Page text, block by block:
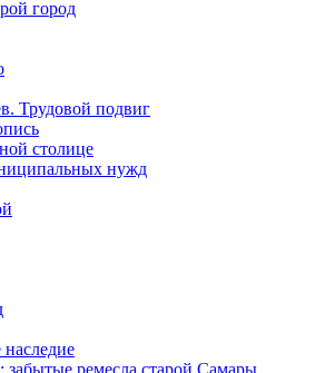
город
Трудовой подвиг
столице
нужд
забытые ремесла старой Самары